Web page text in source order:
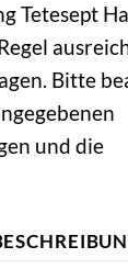
Tetesept
Bitte
und die